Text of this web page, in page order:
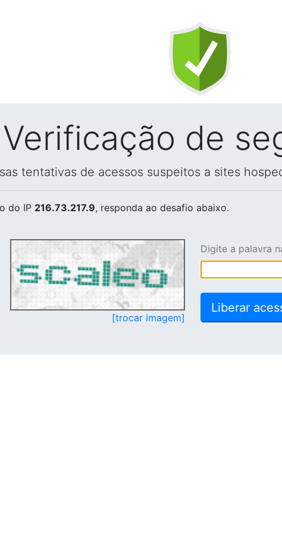
Verificação de
tentativas de acessos suspeitos a sites
do IP 216.73.217.9, responda ao desafio abaixo.
[trocar imagem]
Digite a palavra